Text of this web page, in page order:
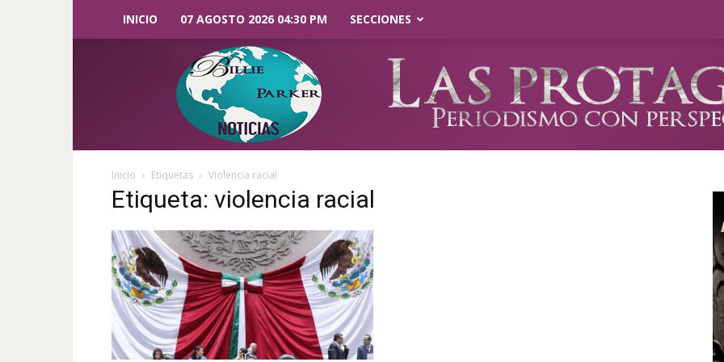
INICIO 07 AGOSTO 2026 04:30 PM SECCIONES
Parker
Noticias
Inicio Etiquetas Violencia racial
Etiqueta: violencia racial